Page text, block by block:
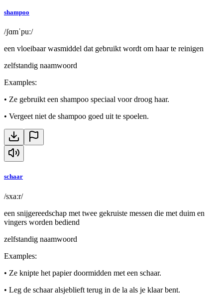
shampoo
/ʃɑmˈpuː/
een vloeibaar wasmiddel dat gebruikt wordt om haar te reinigen
zelfstandig naamwoord
Examples:
• Ze gebruikt een shampoo speciaal voor droog haar.
• Vergeet niet de shampoo goed uit te spoelen.
schaar
/sxaːr/
een snijgereedschap met twee gekruiste messen die met duim en
vingers worden bediend
zelfstandig naamwoord
Examples:
• Ze knipte het papier doormidden met een schaar.
• Leg de schaar alsjeblieft terug in de la als je klaar bent.